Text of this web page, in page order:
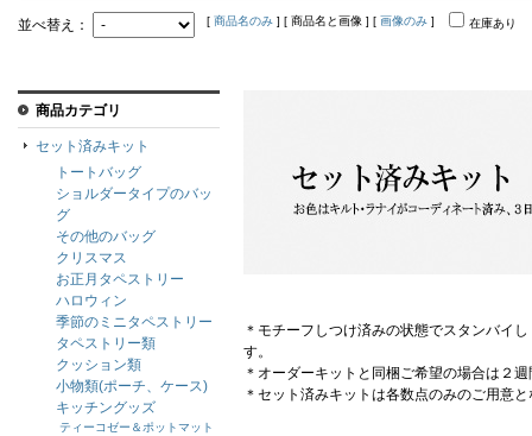
並べ替え： [ 商品名のみ ] [ 商品名と画像 ] [ 画像のみ ] 在庫あり
＊モチーフしつけ済みの状態でスタンバイ
す。
＊オーダーキットと同梱ご希望の場合は２
＊セット済みキットは各数点のみのご用意
商品カテゴリ
セット済みキット
トートバッグ
ショルダータイプのバッ
グ
その他のバッグ
クリスマス
お正月タペストリー
ハロウィン
季節のミニタペストリー
タペストリー類
クッション類
小物類(ポーチ、ケース)
キッチングッズ
ティーコゼー＆ポットマット